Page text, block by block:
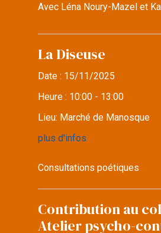
Avec Léna Noury-Mazel et
La Diseuse
Date : 15/11/2025
Heure : 10:00 - 13:00
Lieu: Marché de Manosque
plus d'infos
Consultations poétiques
Contribution au
Atelier psycho-